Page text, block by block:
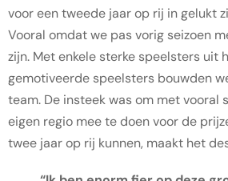
voor een tweede jaar op rij in gelukt
Vooral omdat we pas vorig seizoen
zijn. Met enkele sterke speelsters uit
gemotiveerde speelsters bouwden
team. De insteek was om met vooral
eigen regio mee te doen voor de
twee jaar op rij kunnen, maakt het